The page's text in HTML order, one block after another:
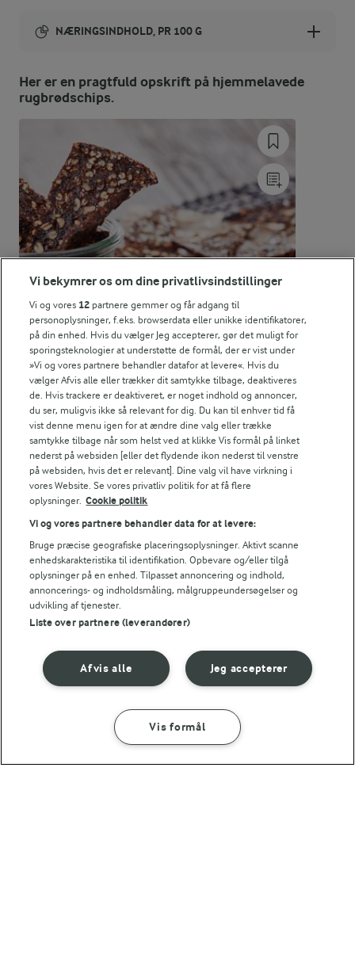
NÆRINGSINDHOLD, PR 100 G
Energiindhold:
1460 kJ / 349 kcal
Energifordeling
ENERGI PR 100 G
Fiber:
0,6 g
Protein:
14,2 g
Fedt:
24,9 g
Kulhydrat:
17,5 g
Her er en pragtfuld opskrift på hjemmelavede
rugbrødschips.
20 MIN
Rugbrødschips
(32)
Andre gode forslag
SÅDAN GØR DU INGREDIENSER
Vi bekymrer os om dine privatlivsindstillinger
Vi og vores 12 partnere gemmer og får adgang til
personoplysninger, f.eks. browserdata eller unikke identifikatorer,
på din enhed. Hvis du vælger Jeg accepterer, gør det muligt for
sporingsteknologier at understøtte de formål, der er vist under
»Vi og vores partnere behandler datafor at levere«. Hvis du
vælger Afvis alle eller trækker dit samtykke tilbage, deaktiveres
de. Hvis trackere er deaktiveret, er noget indhold og annoncer,
du ser, muligvis ikke så relevant for dig. Du kan til enhver tid få
vist denne menu igen for at ændre dine valg eller trække
samtykke tilbage når som helst ved at klikke Vis formål på linket
nederst på websiden [eller det flydende ikon nederst til venstre
på websiden, hvis det er relevant]. Dine valg vil have virkning i
vores Website. Se vores privatliv politik for at få flere
oplysninger. Cookie politik
Vi og vores partnere behandler data for at levere:
Bruge præcise geografiske placeringsoplysninger. Aktivt scanne
enhedskarakteristika til identifikation. Opbevare og/eller tilgå
oplysninger på en enhed. Tilpasset annoncering og indhold,
annoncerings- og indholdsmåling, målgruppeundersøgelser og
udvikling af tjenester.
Liste over partnere (leverandører)
Jeg accepterer
Afvis alle
Vis formål